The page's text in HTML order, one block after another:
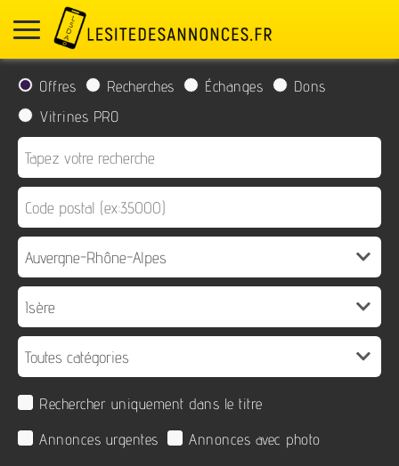
Offres Recherches Échanges
Dons
Vitrines PRO
Rechercher uniquement dans le titre
Annonces urgentes
Annonces avec photo